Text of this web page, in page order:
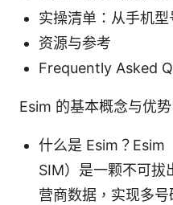
实操清单：从手机
资源与参考
Frequently Asked
Esim 的基本概念与优势
什么是 Esim？Esim
SIM）是一颗不可拔
营商数据，实现多